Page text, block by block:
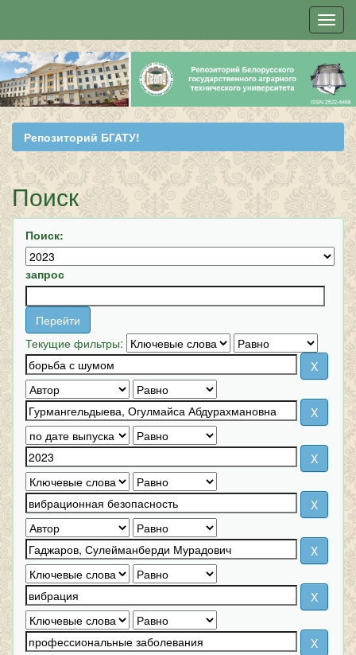
Skip
navigation
Репозиторий БГАТУ!
Поиск
Поиск:
запрос
Текущие фильтры: